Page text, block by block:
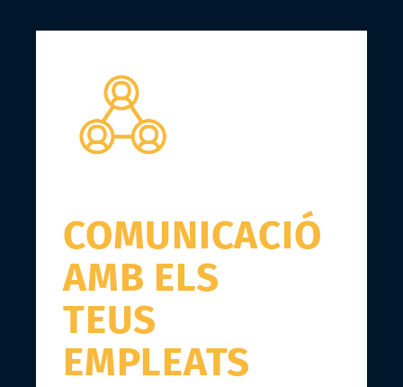
COMUNICACIÓ
AMB ELS
TEUS
EMPLEATS